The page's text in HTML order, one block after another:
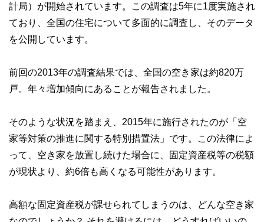
計局）が開始されています。この調査は5年に1度実施され
ており、全国の住宅について多面的に調査し、そのデータ
を公開しています。
前回の2013年の調査結果では、全国の空き家は約820万
戸。年々増加傾向にあることが報告されました。
そのような状況を踏まえ、2015年に施行されたのが「空
家等対策の推進に関する特別措置法」です。この法律によ
って、空き家を放置し続けた場合に、固定資産税等の税額
が現状より、約6倍も高くなる可能性があります。
高額な固定資産税が課せられてしまうのは、どんな空き家